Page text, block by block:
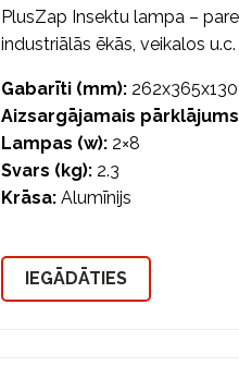
PlusZap Insektu lampa –
industriālās ēkās, veikalos u.c.
Gabarīti (mm): 262x365x130
Aizsargājamais
Lampas (w): 2×8
Svars (kg): 2.3
Krāsa: Alumīnijs
IEGĀDĀTIES